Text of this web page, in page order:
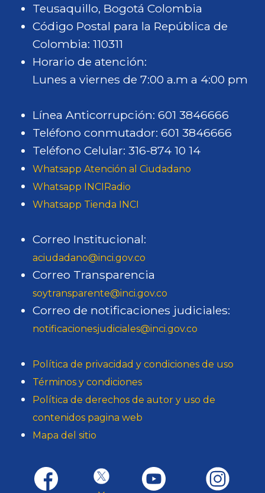
Teusaquillo, Bogotá Colombia
Código Postal para la República de
Colombia: 110311
Horario de atención:
Lunes a viernes de 7:00 a.m a 4:00 pm
Línea Anticorrupción: 601 3846666
Teléfono conmutador: 601 3846666
Teléfono Celular: 316-874 10 14
Whatsapp Atención al Ciudadano
Whatsapp INCIRadio
Whatsapp Tienda INCI
Correo Institucional:
aciudadano@inci.gov.co
Correo Transparencia
soytransparente@inci.gov.co
Correo de notificaciones judiciales:
notificacionesjudiciales@inci.gov.co
Política de privacidad y condiciones de uso
Términos y condiciones
Política de derechos de autor y uso de
contenidos pagina web
Mapa del sitio